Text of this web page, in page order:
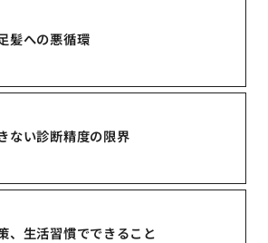
髪への悪循環
ない診断精度の限界
、生活習慣でできること